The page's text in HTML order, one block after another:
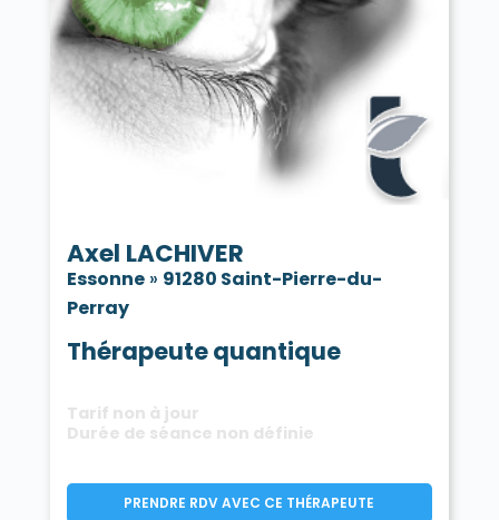
Axel LACHIVER
Essonne» 91280 Saint-Pierre-du-
Perray
Thérapeute quantique
Tarif non à jour
Durée de séance non définie
PRENDRE RDV AVEC CE THÉRAPEUTE